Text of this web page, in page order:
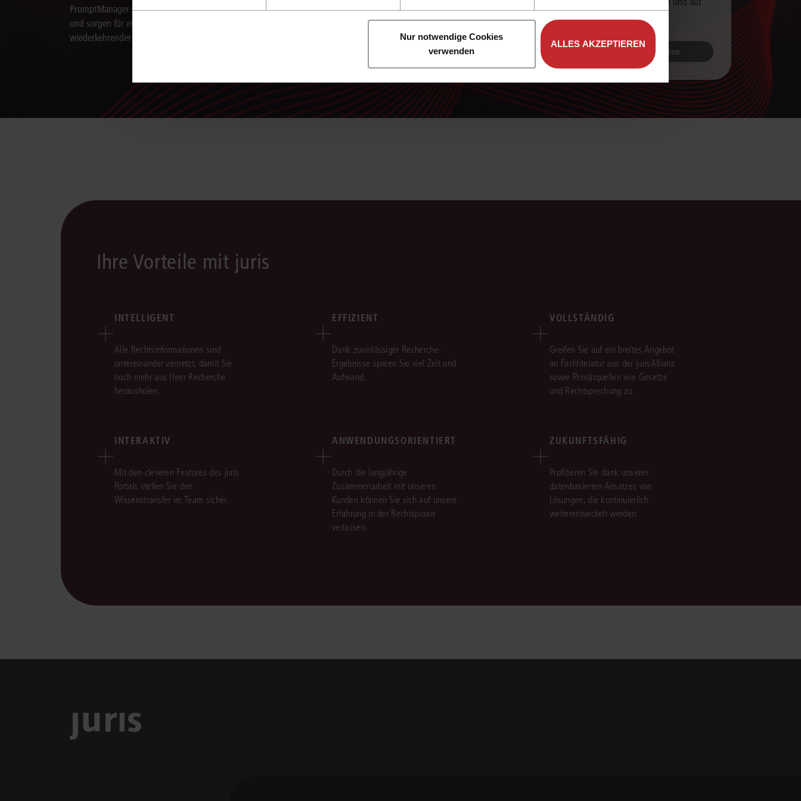
Nur notwendige Cookies
verwenden
ALLES AKZEPTIEREN
PromptManager standardisieren Sie Arbeitsabläufe
und sorgen für eine effiziente Bearbeitung
wiederkehrender juristischer Aufgaben.
um ein Vielfaches schneller weiter als bislang.
Jetzt Live-Demo buchen
Ihre Vorteile mit juris
INTELLIGENT
Alle Rechtsinformationen sind
untereinander vernetzt, damit Sie
noch mehr aus Ihrer Recherche
herausholen.
EFFIZIENT
Dank zuverlässiger Recherche-
Ergebnisse sparen Sie viel Zeit und
Aufwand.
VOLLSTÄNDIG
Greifen Sie auf ein breites Angebot
an Fachliteratur aus der jurisAllianz
sowie Primärquellen wie Gesetze
und Rechtsprechung zu.
INTERAKTIV
Mit den cleveren Features des juris
Portals stellen Sie den
Wissenstransfer im Team sicher.
ANWENDUNGSORIENTIERT
Durch die langjährige
Zusammenarbeit mit unseren
Kunden können Sie sich auf unsere
Erfahrung in der Rechtspraxis
verlassen.
ZUKUNFTSFÄHIG
Profitieren Sie dank unseres
datenbasierten Ansatzes von
Lösungen, die kontinuierlich
weiterentwickelt werden.